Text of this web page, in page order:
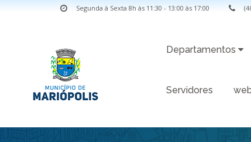
Segunda à Sexta 8h às 11:30 - 13:00 às 17:00
Departamentos
Servidores